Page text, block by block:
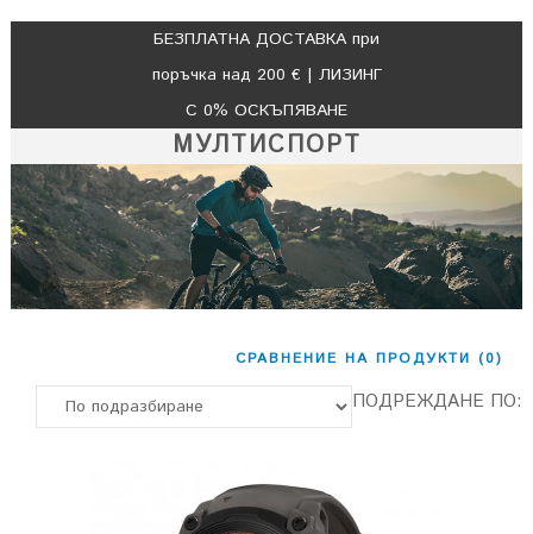
БЕЗПЛАТНА ДОСТАВКА при
поръчка над 200 € | ЛИЗИНГ
С 0% ОСКЪПЯВАНЕ
МУЛТИСПОРТ
СРАВНЕНИЕ НА ПРОДУКТИ (0)
ПОДРЕЖДАНЕ ПО: